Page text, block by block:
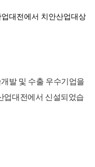
대전에서 치안산업대상
발 및 수출 우수기업을
업대전에서 신설되었습